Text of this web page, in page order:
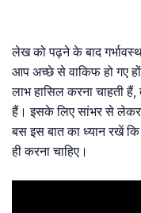
लेख को पढ़ने के बाद
आप अच्छे से वाकिफ हो गए
लाभ हासिल करना चाहती
हैं। इसके लिए सांभर से लेकर
बस इस बात का ध्यान रखें कि
ही करना चाहिए।